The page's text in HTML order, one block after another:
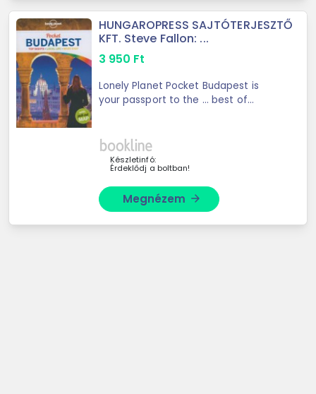
HUNGAROPRESS SAJTÓTERJESZTŐ
KFT. Steve Fallon: ...
3 950 Ft
Lonely Planet Pocket Budapest is
your passport to the ... best of
Budapest: - Full-colour maps and
Készletinfó:
Érdeklődj a boltban!
Megnézem arrow_forward